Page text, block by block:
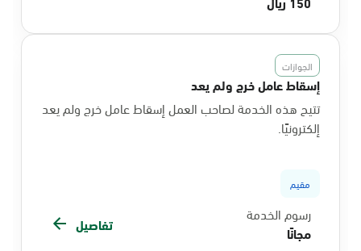
الجوازات
إسقاط عامل خرج ولم يعد
تتيح هذه الخدمة لصاحب العمل إسقاط عامل خرج ولم يعد
إلكترونيًا.
مقيم
رسوم الخدمة
مجانًا
تفاصيل